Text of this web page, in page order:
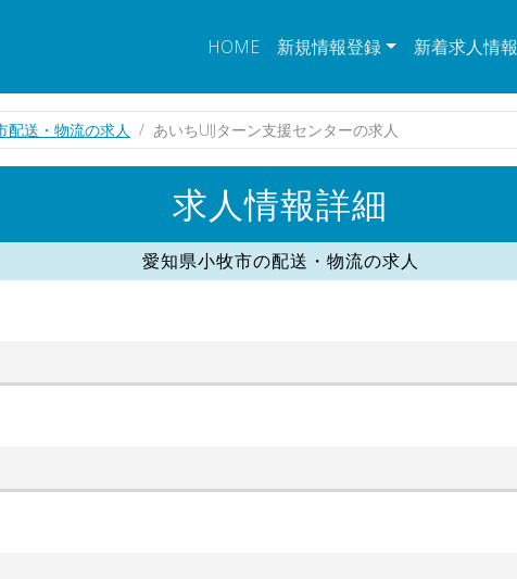
HOME 新規情報登録 新着求人情報
配送・物流の求人 あいちUIJターン支援センターの求人
求人情報詳細
愛知県小牧市の配送・物流の求人